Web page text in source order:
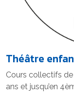
Théâtre
Cours collectifs
ans et jusqu’en